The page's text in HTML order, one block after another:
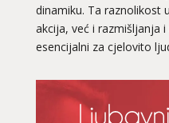
dinamiku. Ta raznolikost
akcija, već i razmišljanja
esencijalni za cjelovito